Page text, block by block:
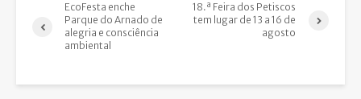
EcoFesta enche
Parque do Arnado de
alegria e consciência
ambiental
18.ª Feira dos Petiscos
tem lugar de 13 a 16 de
agosto